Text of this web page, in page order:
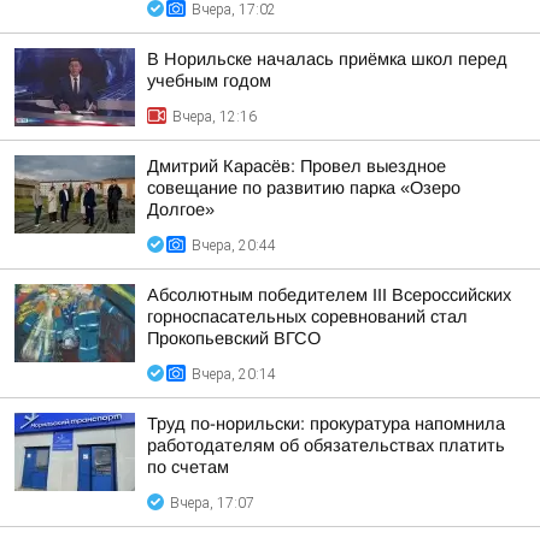
Вчера, 17:02
В Норильске началась приёмка школ перед
учебным годом
Вчера, 12:16
Дмитрий Карасёв: Провел выездное
совещание по развитию парка «Озеро
Долгое»
Вчера, 20:44
Абсолютным победителем III Всероссийских
горноспасательных соревнований стал
Прокопьевский ВГСО
Вчера, 20:14
Труд по-норильски: прокуратура напомнила
работодателям об обязательствах платить
по счетам
Вчера, 17:07